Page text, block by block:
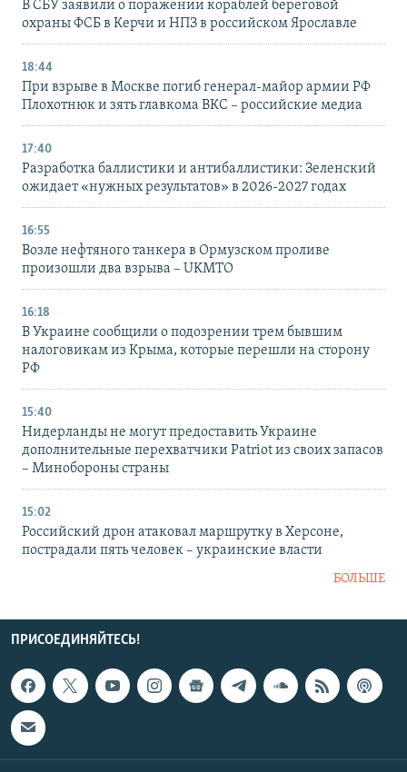
В СБУ заявили о поражении кораблей береговой
охраны ФСБ в Керчи и НПЗ в российском Ярославле
18:44
При взрыве в Москве погиб генерал-майор армии РФ
Плохотнюк и зять главкома ВКС – российские медиа
17:40
Разработка баллистики и антибаллистики: Зеленский
ожидает «нужных результатов» в 2026-2027 годах
16:55
Возле нефтяного танкера в Ормузском проливе
произошли два взрыва – UKMTO
16:18
В Украине сообщили о подозрении трем бывшим
налоговикам из Крыма, которые перешли на сторону
РФ
15:40
Нидерланды не могут предоставить Украине
дополнительные перехватчики Patriot из своих запасов
– Минобороны страны
15:02
Российский дрон атаковал маршрутку в Херсоне,
пострадали пять человек – украинские власти
БОЛЬШЕ
ПРИСОЕДИНЯЙТЕСЬ!